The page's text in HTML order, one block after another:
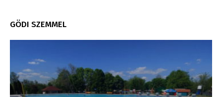
GÖDI SZEMMEL